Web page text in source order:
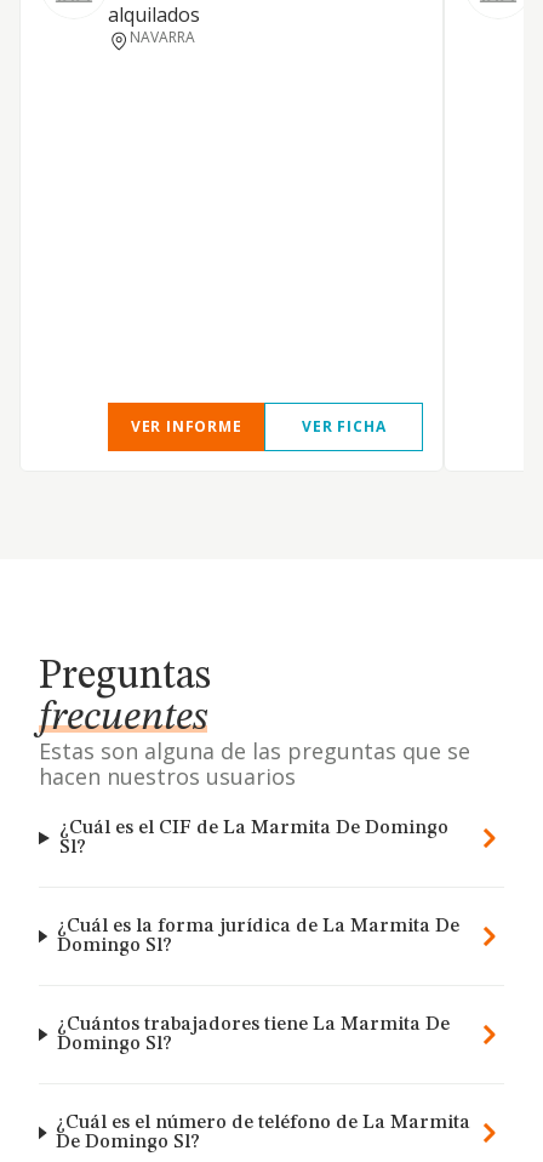
alquilados
NAVARRA
VER INFORME VER FICHA
Preguntas
frecuentes
Estas son alguna de las preguntas que se
hacen nuestros usuarios
¿Cuál es el CIF de La Marmita De Domingo
Sl?
¿Cuál es la forma jurídica de La Marmita De
Domingo Sl?
¿Cuántos trabajadores tiene La Marmita De
Domingo Sl?
¿Cuál es el número de teléfono de La Marmita
De Domingo Sl?